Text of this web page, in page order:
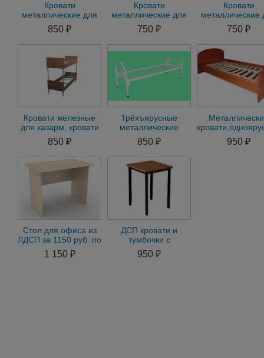
Кровати
металлические для
казарм, кровати
трёхъярусные для
рабочих
850 ₽
Кровати
металлические для
хостелов, кровати
для больниц,
хостелов
750 ₽
Кровати
металлические
рабочих,
общежития,
гостиницы
750 ₽
Кровати железные
для казарм, кровати
для строителей,
кровати оптом
850 ₽
Трёхъярусные
металлические
кровати для
общежитий, кровати
дёшево
850 ₽
двухъъярусные
950 ₽
Стол для офиса из
ЛДСП за 1150 руб. по
оптовым ценам со
складаe fes
1 150 ₽
ДСП кровати и
тумбочки с
недорогой доставкой
950 ₽